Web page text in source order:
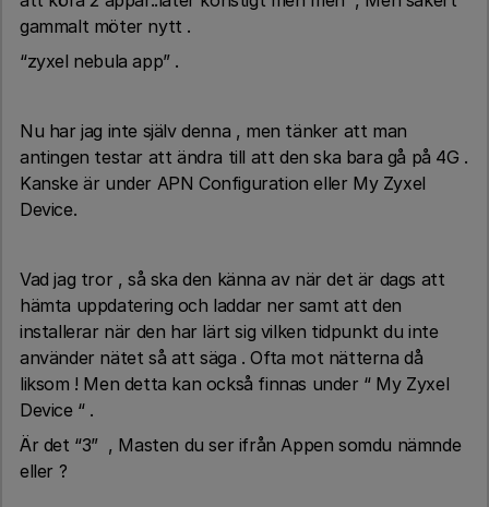
gammalt möter nytt .
“zyxel nebula app” .
Nu har jag inte själv denna , men tänker att man
antingen testar att ändra till att den ska bara gå på 4G .
Kanske är under APN Configuration eller My Zyxel
Device.
Vad jag tror , så ska den känna av när det är dags att
hämta uppdatering och laddar ner samt att den
installerar när den har lärt sig vilken tidpunkt du inte
använder nätet så att säga . Ofta mot nätterna då
liksom ! Men detta kan också finnas under “ My Zyxel
Device “ .
Är det “3” , Masten du ser ifrån Appen somdu nämnde
eller ?